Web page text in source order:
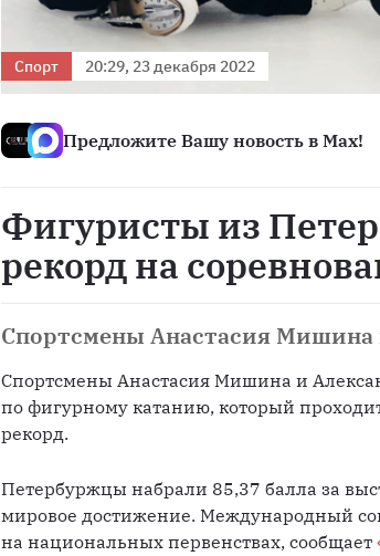
Спорт 20:29, 23 декабря 2022
Предложите Вашу новость в Max!
Фигуристы из
рекорд на
Спортсмены Анастасия Мишина
Спортсмены Анастасия Мишина и
по фигурному катанию, который
рекорд.
Петербуржцы набрали 85,37 балла за
мировое достижение. Международный
на национальных первенствах, сообщает